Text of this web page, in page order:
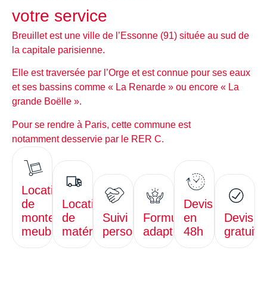
votre service
Breuilletest une ville de l’Essonne (91) située au sud de
la capitale parisienne.
Elle est traversée par l’Orge et est connue pour ses eaux
et ses bassins comme « La Renarde » ou encore « La
grande Boëlle ».
Pour se rendre à Paris, cette commune est
notammentdesservie par le RER C.
Location
de
monte-
meubles
Location
de
matériel
Suivi
personnalisé
Formules
adaptées
Devis
en
48h
Devis
gratuit